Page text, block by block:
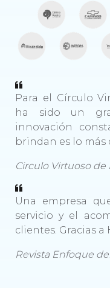
Para el Círculo
ha sido un
innovación
brindan es lo más
Circulo Virtuoso de
Una empresa
servicio y el
clientes. Gracias
Revista Enfoque